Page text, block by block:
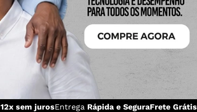
12x sem jurosEntrega Rápida e SeguraFrete Grátis